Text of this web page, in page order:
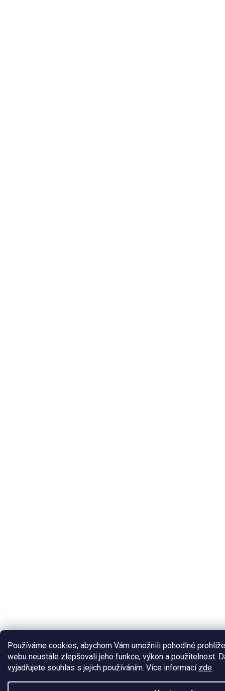
Používáme cookies, abychom Vám umožnili pohodlné
webu neustále zlepšovali jeho funkce, výkon a použitelnost.
vyjadřujete souhlas s jejich používáním. Více informací zde.